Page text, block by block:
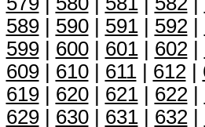
589| 590| 591| 592|
599| 600| 601| 602|
609| 610| 611| 612|
619| 620| 621| 622|
629| 630| 631| 632|